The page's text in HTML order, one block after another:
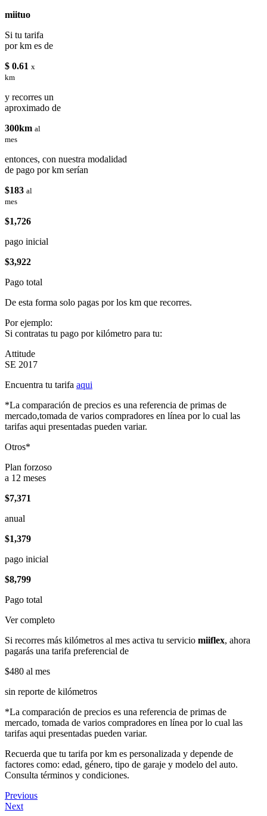
miituo
Si tu tarifa
por km es de
$ 0.61 x
km
y recorres un
aproximado de
300km al
mes
entonces, con nuestra modalidad
de pago por km serían
$183 al
mes
$1,726
pago inicial
$3,922
Pago total
De esta forma solo pagas por los km que recorres.
Por ejemplo:
Si contratas tu pago por kilómetro para tu:
Attitude
SE 2017
Encuentra tu tarifa aqui
*La comparación de precios es una referencia de primas de
mercado,tomada de varios compradores en línea por lo cual las
tarifas aqui presentadas pueden variar.
Otros*
Plan forzoso
a 12 meses
$7,371
anual
$1,379
pago inicial
$8,799
Pago total
Ver completo
Si recorres más kilómetros al mes activa tu servicio miiflex, ahora
pagarás una tarifa preferencial de
$480 al mes
sin reporte de kilómetros
*La comparación de precios es una referencia de primas de
mercado, tomada de varios compradores en línea por lo cual las
tarifas aqui presentadas pueden variar.
Recuerda que tu tarifa por km es personalizada y depende de
factores como: edad, género, tipo de garaje y modelo del auto.
Consulta términos y condiciones.
Previous
Next